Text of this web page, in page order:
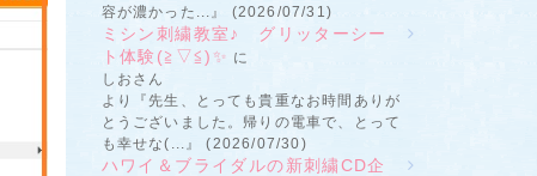
容が濃かった...』 (2026/07/31)
ミシン刺繍教室♪ グリッターシー
ト体験(≧▽≦)✨ に
しおさん
より『先生、とっても貴重なお時間ありが
とうございました。帰りの電車で、とって
も幸せな(...』 (2026/07/30)
ハワイ＆ブライダルの新刺繍CD企